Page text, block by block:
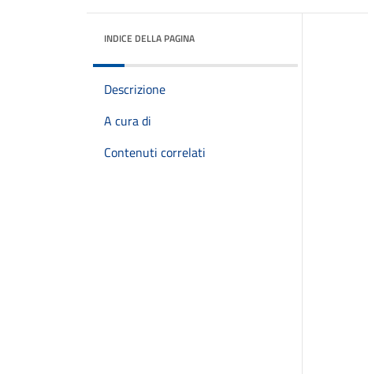
INDICE DELLA PAGINA
Descrizione
A cura di
Contenuti correlati